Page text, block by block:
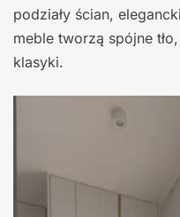
podziały ścian,
meble tworzą spójne
klasyki.